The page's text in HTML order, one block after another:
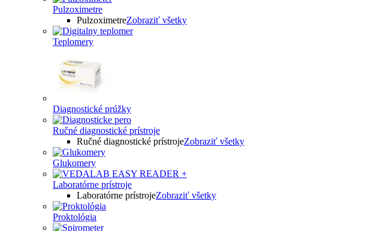
Pulzoximetre
PulzoximetreZobraziť všetky
Teplomery
Diagnostické prúžky
Ručné diagnostické prístroje
Ručné diagnostické prístrojeZobraziť všetky
Glukomery
Laboratórne prístroje
Laboratórne prístrojeZobraziť všetky
Proktológia